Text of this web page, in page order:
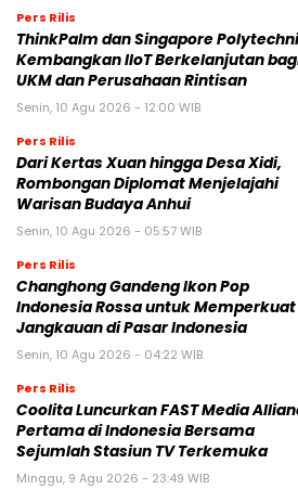
Pers Rilis
ThinkPalm dan Singapore
Kembangkan IIoT Berkelanjutan
UKM dan Perusahaan Rintisan
Senin, 10 Agu 2026 - 12:00 WIB
Pers Rilis
Dari Kertas Xuan hingga Desa Xidi,
Rombongan Diplomat Menjelajahi
Warisan Budaya Anhui
Senin, 10 Agu 2026 - 05:57 WIB
Pers Rilis
Changhong Gandeng Ikon Pop
Indonesia Rossa untuk Memperkuat
Jangkauan di Pasar Indonesia
Senin, 10 Agu 2026 - 04:22 WIB
Pers Rilis
Coolita Luncurkan FAST Media
Pertama di Indonesia Bersama
Sejumlah Stasiun TV Terkemuka
Minggu, 9 Agu 2026 - 23:49 WIB